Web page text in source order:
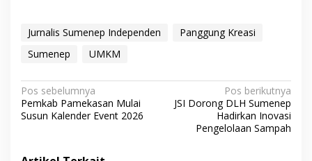
Jurnalis Sumenep Independen
Panggung Kreasi
Sumenep
UMKM
N
a
i
Pos sebelumnya
Pemkab Pamekasan Mulai
Susun Kalender Event 2026
Pos berikutnya
JSI Dorong DLH Sumenep
Hadirkan Inovasi
Pengelolaan Sampah